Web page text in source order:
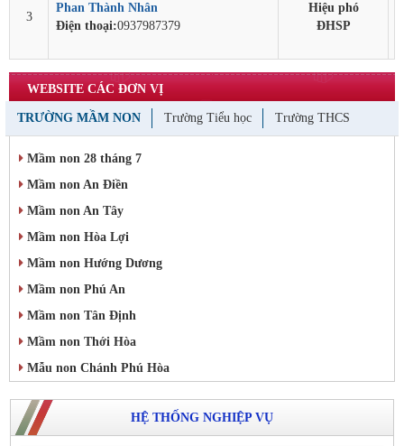
3
Phan Thành Nhân
Điện thoại:0937987379
Hiệu phó
ĐHSP
WEBSITE CÁC ĐƠN VỊ
TRƯỜNG MẦM NON Trường Tiểu học Trường THCS
Mầm non 28 tháng 7
Mầm non An Điền
Mầm non An Tây
Mầm non Hòa Lợi
Mầm non Hướng Dương
Mầm non Phú An
Mầm non Tân Định
Mầm non Thới Hòa
Mẫu non Chánh Phú Hòa
HỆ THỐNG NGHIỆP VỤ